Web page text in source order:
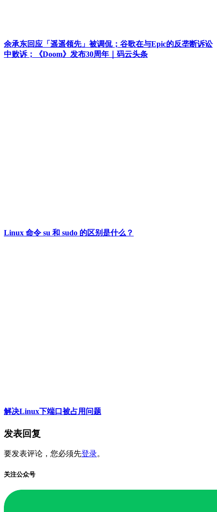
余承东回应「遥遥领先」被调侃；谷歌在与Epic的反垄断诉讼
中败诉；《Doom》发布30周年｜码云头条
Linux 命令 su 和 sudo 的区别是什么？
解决Linux下端口被占用问题
发表回复
要发表评论，您必须先登录。
关注公众号